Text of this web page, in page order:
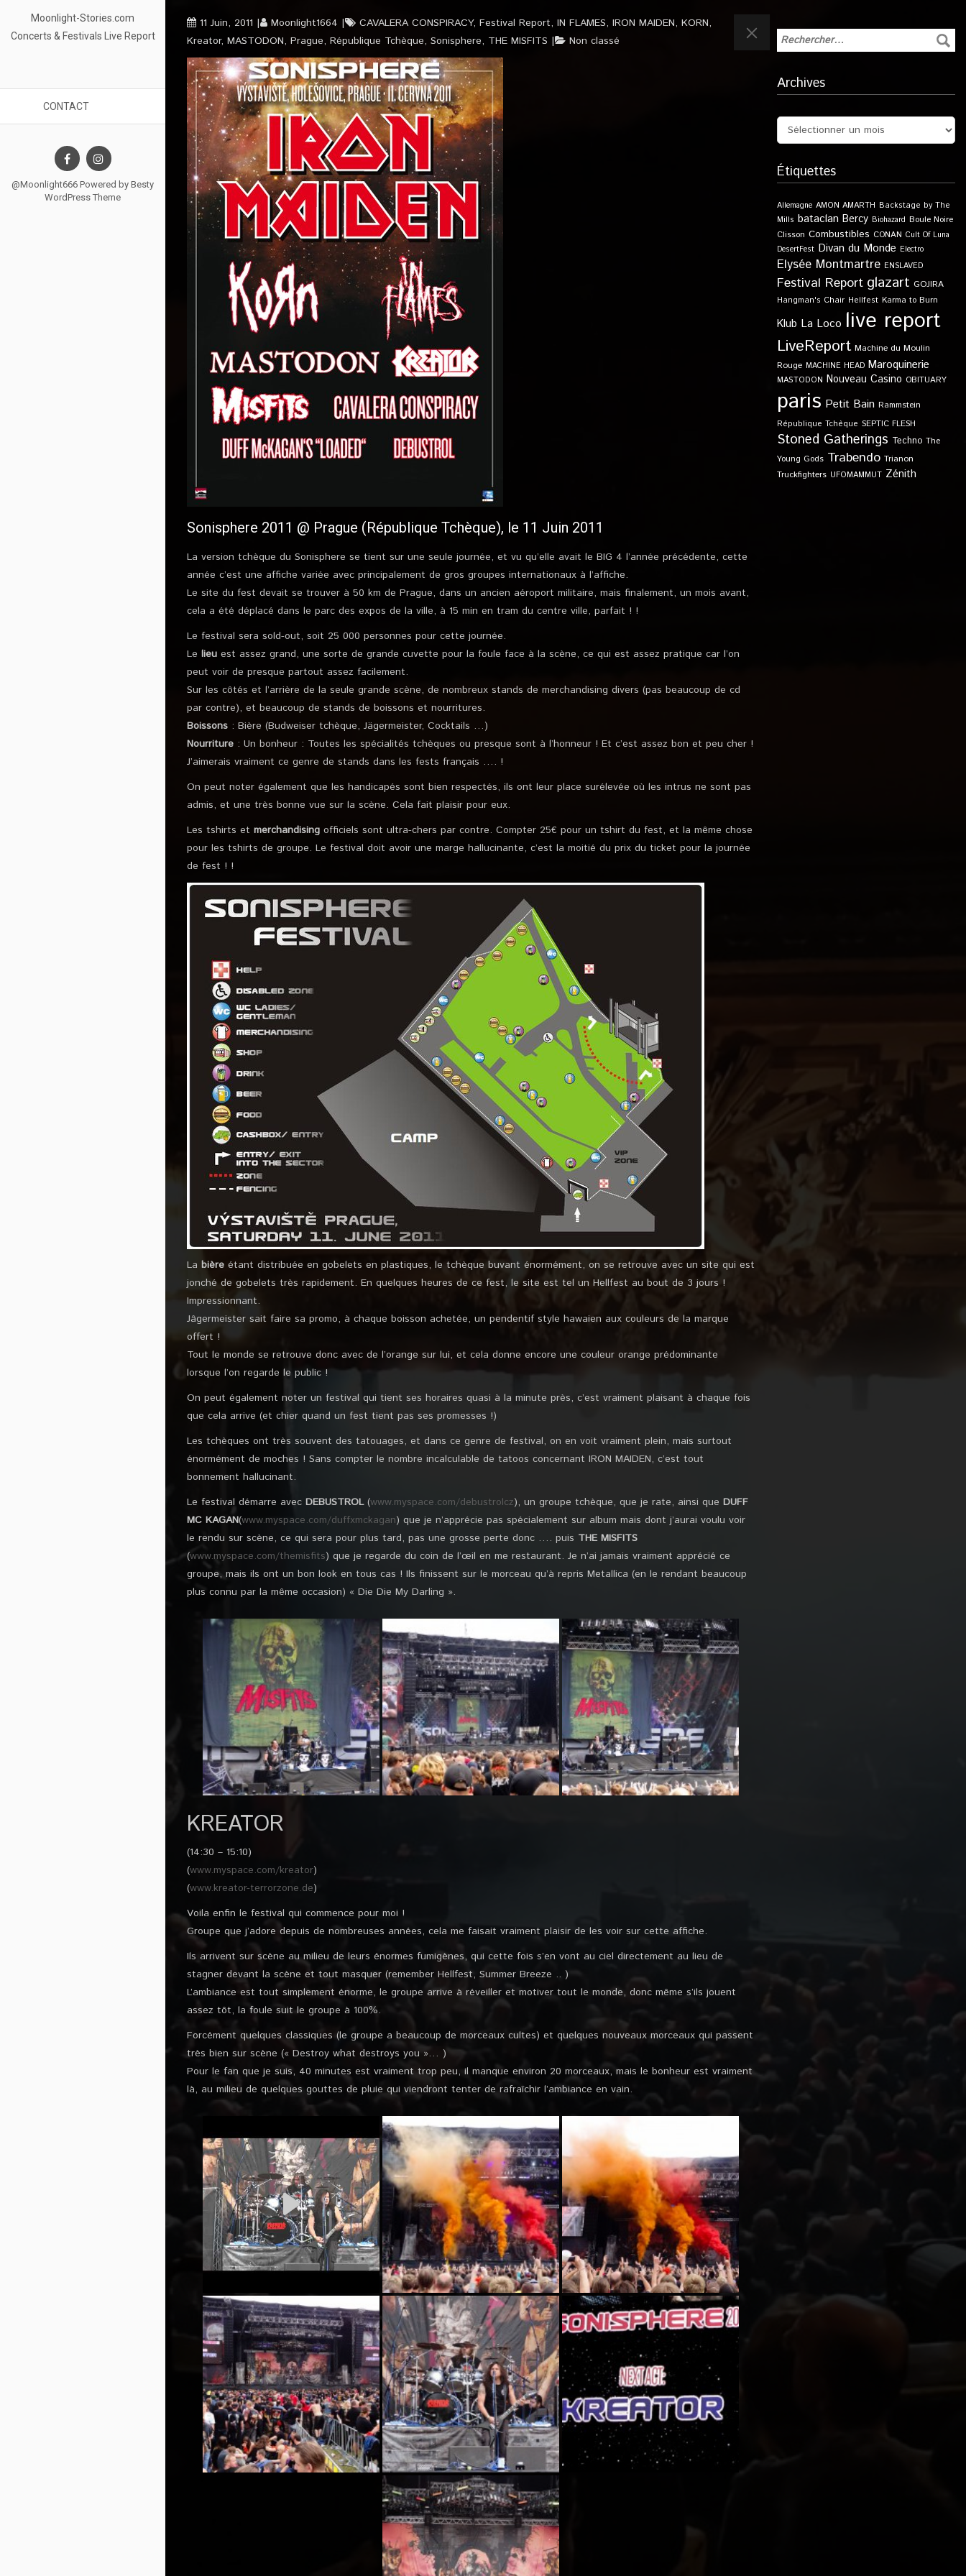
Moonlight-Stories.com
Concerts & Festivals Live Report
CONTACT
@Moonlight666 Powered by Besty
WordPress Theme
11 Juin, 2011 Moonlight1664 CAVALERA CONSPIRACY, Festival Report, IN FLAMES, IRON MAIDEN, KORN,
Kreator, MASTODON, Prague, République Tchèque, Sonisphere, THE MISFITS Non classé
Sonisphere 2011 @ Prague (République Tchèque), le 11 Juin 2011
La version tchèque du Sonisphere se tient sur une seule journée, et vu qu’elle avait le BIG 4 l’année précédente, cette
année c’est une affiche variée avec principalement de gros groupes internationaux à l’affiche.
Le site du fest devait se trouver à 50 km de Prague, dans un ancien aéroport militaire, mais finalement, un mois avant,
cela a été déplacé dans le parc des expos de la ville, à 15 min en tram du centre ville, parfait ! !
Le festival sera sold-out, soit 25 000 personnes pour cette journée.
Le lieu est assez grand, une sorte de grande cuvette pour la foule face à la scène, ce qui est assez pratique car l’on
peut voir de presque partout assez facilement.
Sur les côtés et l’arrière de la seule grande scène, de nombreux stands de merchandising divers (pas beaucoup de cd
par contre), et beaucoup de stands de boissons et nourritures.
Boissons : Bière (Budweiser tchèque, Jägermeister, Cocktails …)
Nourriture : Un bonheur : Toutes les spécialités tchèques ou presque sont à l’honneur ! Et c’est assez bon et peu cher !
J’aimerais vraiment ce genre de stands dans les fests français …. !
On peut noter également que les handicapés sont bien respectés, ils ont leur place surélevée où les intrus ne sont pas
admis, et une très bonne vue sur la scène. Cela fait plaisir pour eux.
Les tshirts et merchandising officiels sont ultra-chers par contre. Compter 25€ pour un tshirt du fest, et la même chose
pour les tshirts de groupe. Le festival doit avoir une marge hallucinante, c’est la moitié du prix du ticket pour la journée
de fest ! !
La bière étant distribuée en gobelets en plastiques, le tchèque buvant énormément, on se retrouve avec un site qui est
jonché de gobelets très rapidement. En quelques heures de ce fest, le site est tel un Hellfest au bout de 3 jours !
Impressionnant.
Jâgermeister sait faire sa promo, à chaque boisson achetée, un pendentif style hawaien aux couleurs de la marque
offert !
Tout le monde se retrouve donc avec de l’orange sur lui, et cela donne encore une couleur orange prédominante
lorsque l’on regarde le public !
On peut également noter un festival qui tient ses horaires quasi à la minute près, c’est vraiment plaisant à chaque fois
que cela arrive (et chier quand un fest tient pas ses promesses !)
Les tchèques ont très souvent des tatouages, et dans ce genre de festival, on en voit vraiment plein, mais surtout
énormément de moches ! Sans compter le nombre incalculable de tatoos concernant IRON MAIDEN, c’est tout
bonnement hallucinant.
Le festival démarre avec DEBUSTROL(www.myspace.com/debustrolcz), un groupe tchèque, que je rate, ainsi que DUFF
MC KAGAN(www.myspace.com/duffxmckagan) que je n’apprécie pas spécialement sur album mais dont j’aurai voulu voir
le rendu sur scène, ce qui sera pour plus tard, pas une grosse perte donc …. puis THE MISFITS
(www.myspace.com/themisfits) que je regarde du coin de l’œil en me restaurant. Je n’ai jamais vraiment apprécié ce
groupe, mais ils ont un bon look en tous cas ! Ils finissent sur le morceau qu’à repris Metallica (en le rendant beaucoup
plus connu par la même occasion) « Die Die My Darling ».
KREATOR
(14:30 – 15:10)
(www.myspace.com/kreator)
(www.kreator-terrorzone.de)
Voila enfin le festival qui commence pour moi !
Groupe que j’adore depuis de nombreuses années, cela me faisait vraiment plaisir de les voir sur cette affiche.
Ils arrivent sur scène au milieu de leurs énormes fumigènes, qui cette fois s’en vont au ciel directement au lieu de
stagner devant la scène et tout masquer (remember Hellfest, Summer Breeze .. )
L’ambiance est tout simplement énorme, le groupe arrive à réveiller et motiver tout le monde, donc même s’ils jouent
assez tôt, la foule suit le groupe à 100%.
Forcément quelques classiques (le groupe a beaucoup de morceaux cultes) et quelques nouveaux morceaux qui passent
très bien sur scène (« Destroy what destroys you »… )
Pour le fan que je suis, 40 minutes est vraiment trop peu, il manque environ 20 morceaux, mais le bonheur est vraiment
là, au milieu de quelques gouttes de pluie qui viendront tenter de rafraîchir l’ambiance en vain.
Archives
Étiquettes
Allemagne AMON AMARTH Backstage by The
Mills bataclan Bercy Biohazard Boule Noire
Clisson Combustibles CONAN Cult Of Luna
DesertFest Divan du Monde Electro
Elysée Montmartre ENSLAVED
Festival Report glazart GOJIRA
Hangman's Chair Hellfest Karma to Burn
Klub La Loco live report
LiveReport Machine du Moulin
Rouge MACHINE HEAD Maroquinerie
MASTODON Nouveau Casino OBITUARY
paris Petit Bain Rammstein
République Tchèque SEPTIC FLESH
Stoned Gatherings Techno The
Young Gods Trabendo Trianon
Truckfighters UFOMAMMUT Zénith